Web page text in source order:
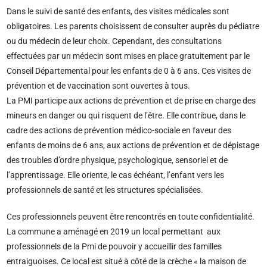
Dans le suivi de santé des enfants, des visites médicales sont
obligatoires. Les parents choisissent de consulter auprès du pédiatre
ou du médecin de leur choix. Cependant, des consultations
effectuées par un médecin sont mises en place gratuitement par le
Conseil Départemental pour les enfants de 0 à 6 ans. Ces visites de
prévention et de vaccination sont ouvertes à tous.
La PMI participe aux actions de prévention et de prise en charge des
mineurs en danger ou qui risquent de l’être. Elle contribue, dans le
cadre des actions de prévention médico-sociale en faveur des
enfants de moins de 6 ans, aux actions de prévention et de dépistage
des troubles d’ordre physique, psychologique, sensoriel et de
l’apprentissage. Elle oriente, le cas échéant, l’enfant vers les
professionnels de santé et les structures spécialisées.
Ces professionnels peuvent être rencontrés en toute confidentialité.
La commune a aménagé en 2019 un local permettant aux
professionnels de la Pmi de pouvoir y accueillir des familles
entraiguoises. Ce local est situé à côté de la crèche « la maison de